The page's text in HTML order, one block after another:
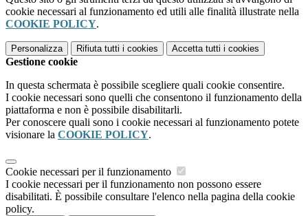
cookie necessari al funzionamento ed utili alle finalità illustrate nella
COOKIE POLICY.
Personalizza Rifiuta tutti i cookies Accetta tutti i cookies
Gestione cookie
In questa schermata è possibile scegliere quali cookie consentire.
I cookie necessari sono quelli che consentono il funzionamento della
piattaforma e non è possibile disabilitarli.
Per conoscere quali sono i cookie necessari al funzionamento potete
visionare la COOKIE POLICY.
Cookie necessari per il funzionamento
I cookie necessari per il funzionamento non possono essere
disabilitati. È possibile consultare l'elenco nella pagina della cookie
policy.